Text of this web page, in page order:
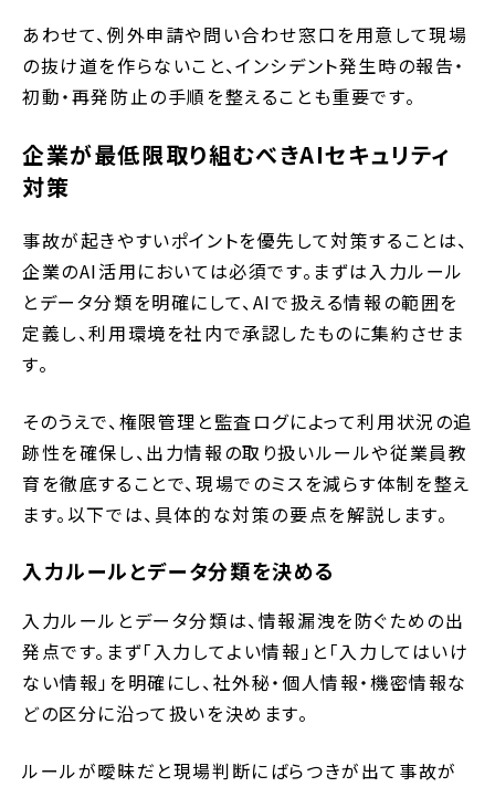
あわせて、例外申請や問い合わせ窓口を用意して現場
の抜け道を作らないこと、インシデント発生時の報告・
初動・再発防止の手順を整えることも重要です。
企業が最低限取り組むべきAIセキュリティ
対策
事故が起きやすいポイントを優先して対策することは、
企業のAI活用においては必須です。まずは入力ルール
とデータ分類を明確にして、AIで扱える情報の範囲を
定義し、利用環境を社内で承認したものに集約させま
す。
そのうえで、権限管理と監査ログによって利用状況の追
跡性を確保し、出力情報の取り扱いルールや従業員教
育を徹底することで、現場でのミスを減らす体制を整え
ます。以下では、具体的な対策の要点を解説します。
入力ルールとデータ分類を決める
入力ルールとデータ分類は、情報漏洩を防ぐための出
発点です。まず「入力してよい情報」と「入力してはいけ
ない情報」を明確にし、社外秘・個人情報・機密情報な
どの区分に沿って扱いを決めます。
ルールが曖昧だと現場判断にばらつきが出て事故が